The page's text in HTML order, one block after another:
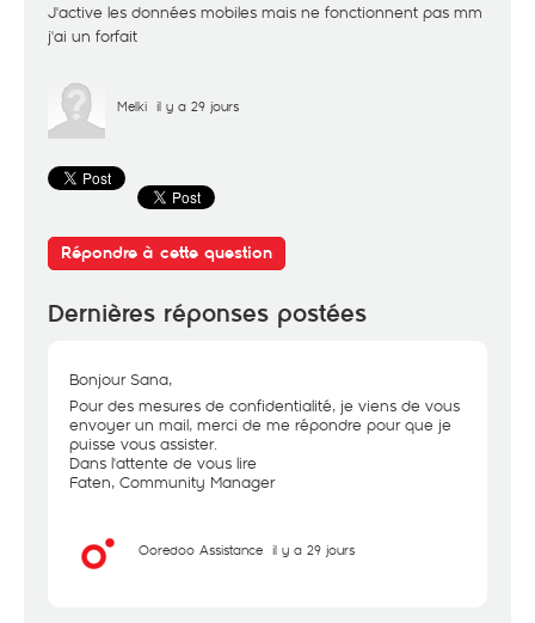
J'active les données mobiles mais ne fonctionnent pas mm
j'ai un forfait
Melki il y a 29 jours
Répondre à cette question
Dernières réponses postées
Bonjour Sana,
Pour des mesures de confidentialité, je viens de vous
envoyer un mail, merci de me répondre pour que je
puisse vous assister.
Dans l'attente de vous lire
Faten, Community Manager
Ooredoo Assistance il y a 29 jours